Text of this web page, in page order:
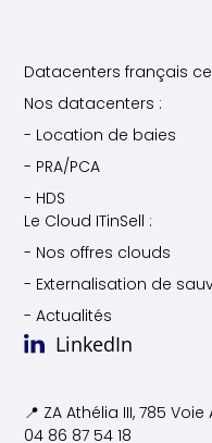
Datacenters français
Nos datacenters :
- Location de baies
- PRA/PCA
- HDS
Le Cloud ITinSell :
- Nos offres clouds
- Externalisation de
- Actualités
LinkedIn
📍 ZA Athélia III, 785 Voie
04 86 87 54 18